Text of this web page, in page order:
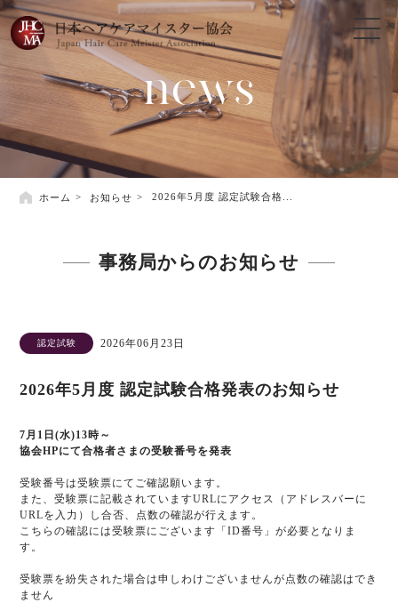
news
ホーム お知らせ 2026年5月度 認定試験合格...
事務局からのお知らせ
認定試験 2026年06月23日
2026年5月度 認定試験合格発表のお知らせ
7月 1 日(水)13時～
協会HPにて合格者さまの受験番号を発表
受験番号は受験票にてご確認願います。
また、受験票に記載されていますURLにアクセス（アドレスバーに
URLを入力）し合否、点数の確認が行えます。
こちらの確認には受験票にございます「ID番号」が必要となりま
す。
受験票を紛失された場合は申しわけございませんが点数の確認はでき
ません